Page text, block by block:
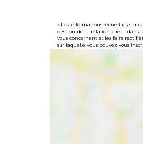
« Les informations recueillies sur
gestion de la relation client dans
vous concernant et les faire
sur laquelle vous pouvez vous